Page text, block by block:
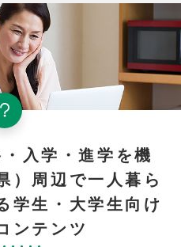
入学・進学を機
）周辺で一人暮ら
学生・大学生向け
ンテンツ